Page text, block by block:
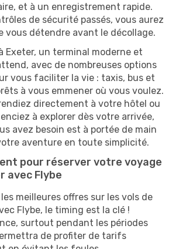
et à un enregistrement rapide.
de sécurité passés, vous aurez
vous détendre avant le décollage.
Exeter, un terminal moderne et
avec de nombreuses options
vous faciliter la vie : taxis, bus et
à vous emmener où vous voulez.
directement à votre hôtel ou
à explorer dès votre arrivée,
avez besoin est à portée de main
aventure en toute simplicité.
pour réserver votre voyage
avec Flybe
meilleures offres sur les vols de
Flybe, le timing est la clé !
surtout pendant les périodes
de profiter de tarifs